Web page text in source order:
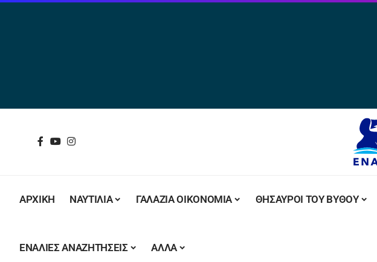
ΑΡΧΙΚΗ ΝΑΥΤΙΛΙΑ ΓΑΛΑΖΙΑ ΟΙΚΟΝΟΜΙΑ ΘΗΣΑΥΡΟΙ ΤΟΥ ΒΥΘΟΥ
ΕΝΑΛΙΕΣ ΑΝΑΖΗΤΗΣΕΙΣ ΑΛΛΑ